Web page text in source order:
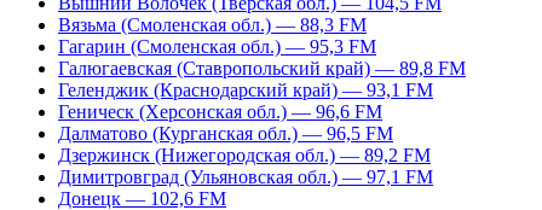
Вязьма (Смоленская обл.) — 88,3 FM
Гагарин (Смоленская обл.) — 95,3 FM
Галюгаевская (Ставропольский край) — 89,8 FM
Геленджик (Краснодарский край) — 93,1 FM
Геническ (Херсонская обл.) — 96,6 FM
Далматово (Курганская обл.) — 96,5 FM
Дзержинск (Нижегородская обл.) — 89,2 FM
Димитровград (Ульяновская обл.) — 97,1 FM
Донецк — 102,6 FM